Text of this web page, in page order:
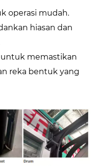
operasi mudah.
hiasan dan
memastikan
reka bentuk yang